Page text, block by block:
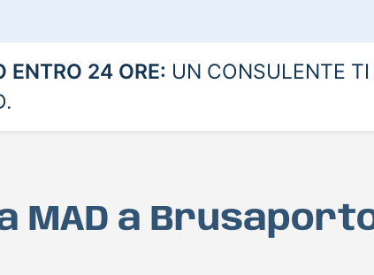
ENTRO 24 ORE: UN CONSULENTE
MAD a